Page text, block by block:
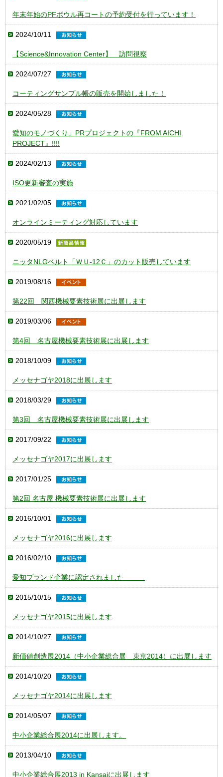
年末年始のPFボウル再コートの予約受付を行っています！
2024/10/11
【Science&Innovation Center】 訪問視察
2024/07/27
コーティングサンプル帳の販売を開始しました！
2024/05/28
愛知のモノづくり」PRプロジェクトの『FROM AICHI
PROJECT』!!!!
2024/02/13
ISO更新審査の実施
2021/02/05
オンラインミーティング対応しています
2020/05/19
ニッタNLGベルト「ＷＵ-12Ｃ」のカット販売しています
2019/08/16
第22回 関西機械要素技術展に出展します
2019/03/06
第4回 名古屋機械要素技術展に出展します
2018/10/09
メッセナゴヤ2018に出展します
2018/03/29
第3回 名古屋機械要素技術展に出展します
2017/09/22
メッセナゴヤ2017に出展します
2017/01/25
第2回 名古屋 機械要素技術展に出展します
2016/10/01
メッセナゴヤ2016に出展します
2016/02/10
愛知ブランド企業に認定されました
2015/10/15
メッセナゴヤ2015に出展します
2014/10/27
新価値創造展2014（中小企業総合展 東京2014）に出展します
2014/10/20
メッセナゴヤ2014に出展します
2014/05/07
中小企業総合展2014に出展します。
2013/04/10
中小企業総合展2013 in Kansaiに出展します